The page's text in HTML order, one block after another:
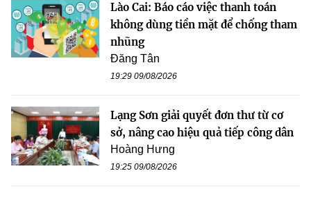
Lào Cai: Báo cáo việc thanh toán
không dùng tiền mặt để chống tham
nhũng
Đăng Tân
19:29 09/08/2026
Lạng Sơn giải quyết đơn thư từ cơ
sở, nâng cao hiệu quả tiếp công dân
Hoàng Hưng
19:25 09/08/2026